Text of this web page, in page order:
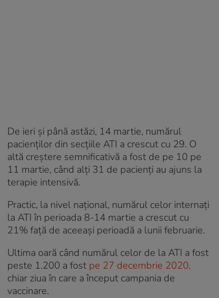
De ieri și până astăzi, 14 martie, numărul
pacienților din secțiile ATI a crescut cu 29. O
altă creștere semnificativă a fost de pe 10 pe
11 martie, când alți 31 de pacienți au ajuns la
terapie intensivă.
Practic, la nivel național, numărul celor internați
la ATI în perioada 8-14 martie a crescut cu
21% față de aceeași perioadă a lunii februarie.
Ultima oară când numărul celor de la ATI a fost
peste 1.200 a fost pe 27 decembrie 2020,
chiar ziua în care a început campania de
vaccinare.